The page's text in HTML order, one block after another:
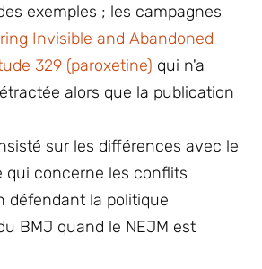
exemples ; les campagnes
Invisible and Abandoned
329 (paroxetine) qui n'a
alors que la publication
sur les différences avec le
qui concerne les conflits
défendant la politique
BMJ quand le NEJM est